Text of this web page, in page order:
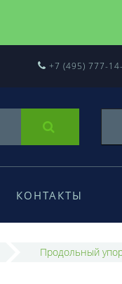
+7 (495) 777-
КОНТАКТЫ
Продольный